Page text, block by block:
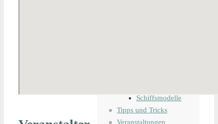
Schiffsmodelle
Tipps und Tricks
Veranstaltungen